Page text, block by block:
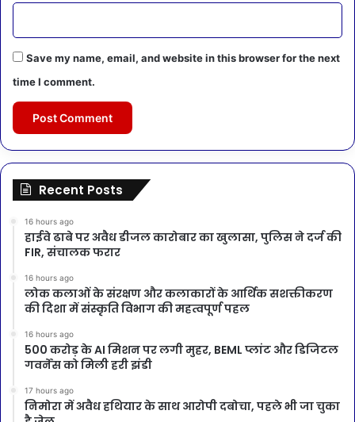
Save my name, email, and website in this browser for the next
time I comment.
Recent Posts
16 hours ago
हाईवे ढाबे पर अवैध डीजल कारोबार का खुलासा, पुलिस ने दर्ज की
FIR, संचालक फरार
16 hours ago
लोक कलाओं के संरक्षण और कलाकारों के आर्थिक सशक्तीकरण
की दिशा में संस्कृति विभाग की महत्वपूर्ण पहल
16 hours ago
500 करोड़ के AI मिशन पर लगी मुहर, BEML प्लांट और डिजिटल
गवर्नेंस को मिली हरी झंडी
17 hours ago
निमोरा में अवैध हथियार के साथ आरोपी दबोचा, पहले भी जा चुका